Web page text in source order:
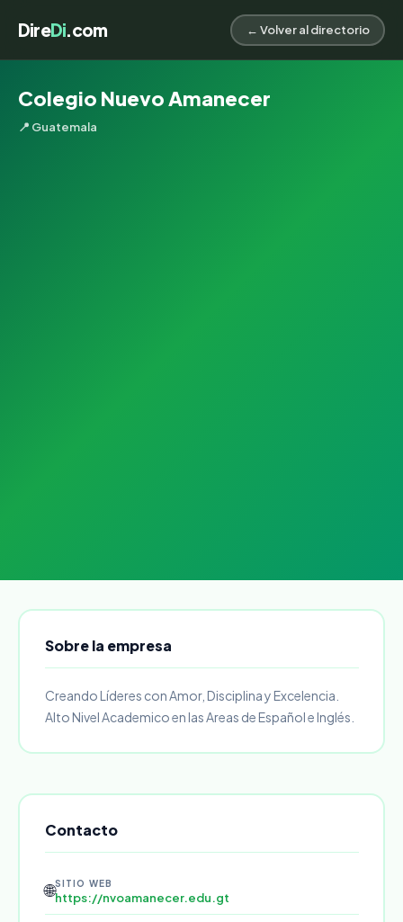
DireDi.com ← Volver al directorio
Colegio Nuevo Amanecer
📍 Guatemala
Sobre la empresa
Creando Líderes con Amor, Disciplina y Excelencia.
Alto Nivel Academico en las Areas de Español e Inglés.
Contacto
🌐SITIO WEB
https://nvoamanecer.edu.gt